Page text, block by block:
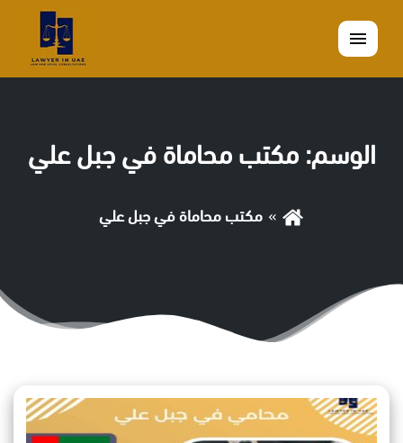
القائمة
الوسم:مكتب محاماة في جبل علي
مكتب محاماة في جبل علي